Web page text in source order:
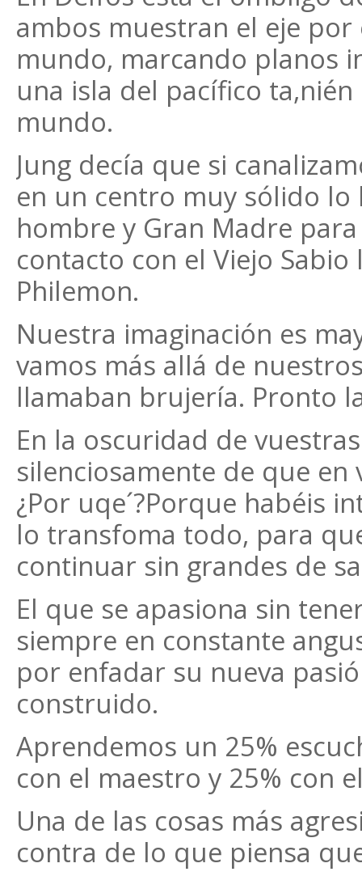
ambos muestran el eje
mundo, marcando planos
una isla del pacífico
mundo.
Jung decía que si
en un centro muy sólido lo
hombre y Gran Madre
contacto con el Viejo
Philemon.
Nuestra imaginación es
vamos más allá de
llamaban brujería. Pronto
En la oscuridad de
silenciosamente de que
¿Por uqe´?Porque habéis
lo transfoma todo, para
continuar sin grandes de
El que se apasiona sin
siempre en constante
por enfadar su nueva
construido.
Aprendemos un 25%
con el maestro y 25% con
Una de las cosas más
contra de lo que piensa